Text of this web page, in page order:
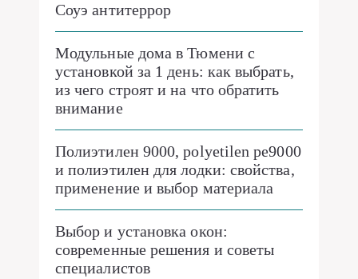
Соуэ антитеррор
Модульные дома в Тюмени с
установкой за 1 день: как выбрать,
из чего строят и на что обратить
внимание
Полиэтилен 9000, polyetilen pe9000
и полиэтилен для лодки: свойства,
применение и выбор материала
Выбор и установка окон:
современные решения и советы
специалистов